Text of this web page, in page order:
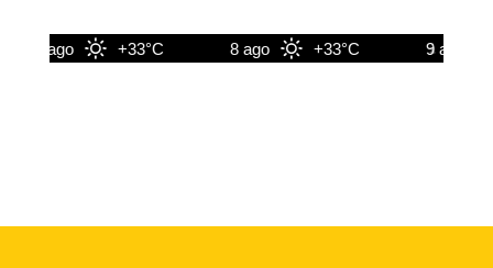
7 ago +33°C 8 ago +33°C 9 ago